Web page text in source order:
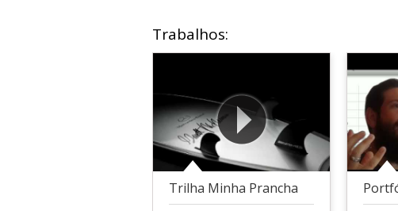
Trabalhos:
Trilha Minha Prancha